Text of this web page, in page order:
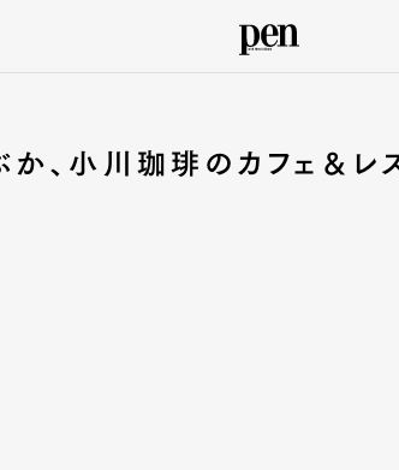
、小川珈琲のカフェ＆レ